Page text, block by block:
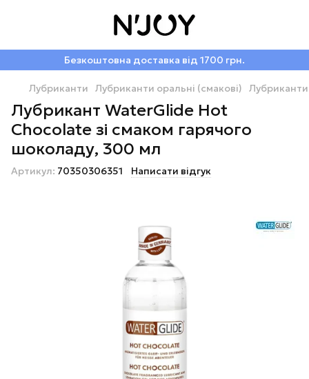
Безкоштовна доставка від 1700 грн.
Лубриканти Лубриканти оральні (смакові)
Лубрикант WaterGlide Hot
Chocolate зі смаком гарячого
шоколаду, 300 мл
Артикул: 70350306351 Написати відгук